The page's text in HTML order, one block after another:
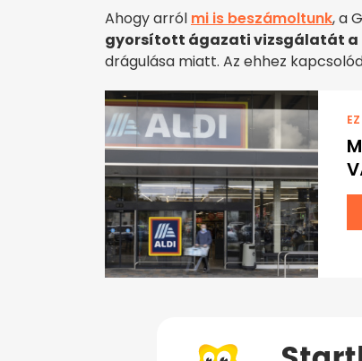
Ahogy arról mi is beszámoltunk, a
gyorsított ágazati vizsgálatát a
drágulása miatt. Az ehhez